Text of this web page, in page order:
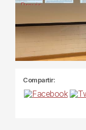
Previous
Compartir: